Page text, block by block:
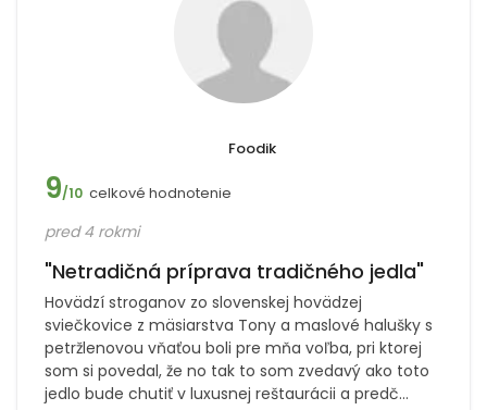
Foodik
9/10 celkové hodnotenie
pred 4 rokmi
"Netradičná príprava tradičného jedla"
Hovädzí stroganov zo slovenskej hovädzej
sviečkovice z mäsiarstva Tony a maslové halušky s
petržlenovou vňaťou boli pre mňa voľba, pri ktorej
som si povedal, že no tak to som zvedavý ako toto
jedlo bude chutiť v luxusnej reštaurácii a predč...